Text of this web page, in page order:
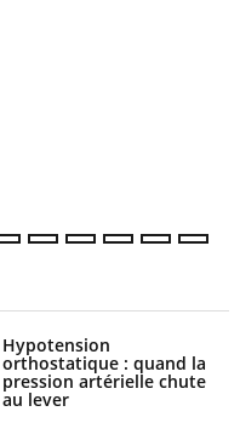
Hypotension
orthostatique : quand la
pression artérielle chute
au lever